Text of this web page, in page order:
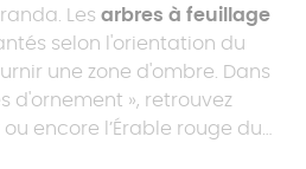
Lesarbres à feuillage
selon l'orientation du
une zone d'ombre. Dans
d'ornement », retrouvez
ou encore l’Érable rouge du
une zone d'ombre et